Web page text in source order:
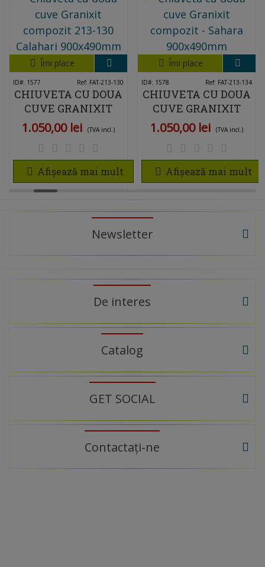
Îmi place
ID#: 1577 Ref: FAT-213-130
CHIUVETA CU DOUA
CUVE GRANIXIT
COMPOZIT 213-130
CALAHARI
1.050,00 lei (TVA incl.)
Afișează mai mult
Îmi place
ID#: 1578 Ref: FAT-213-134
CHIUVETA CU DOUA
CUVE GRANIXIT
COMPOZIT 213-134
SAHARA
1.050,00 lei (TVA incl.)
Afișează mai mult
Newsletter
De interes
Catalog
GET SOCIAL
Contactați-ne